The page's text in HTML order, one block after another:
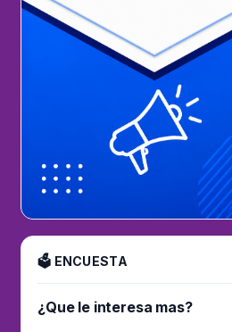
🗳 ENCUESTA
¿Que le interesa mas?